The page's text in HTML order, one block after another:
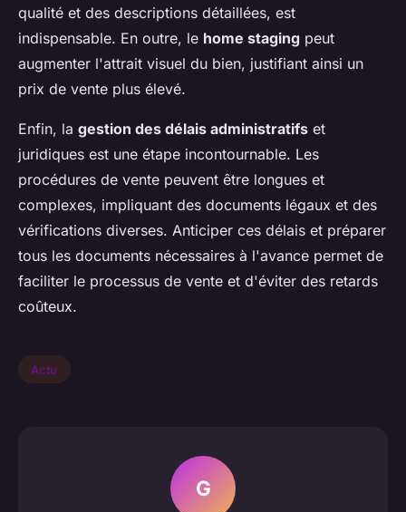
qualité et des descriptions détaillées, est
indispensable. En outre, le home staging peut
augmenter l'attrait visuel du bien, justifiant ainsi un
prix de vente plus élevé.
Enfin, la gestion des délais administratifs et
juridiques est une étape incontournable. Les
procédures de vente peuvent être longues et
complexes, impliquant des documents légaux et des
vérifications diverses. Anticiper ces délais et préparer
tous les documents nécessaires à l'avance permet de
faciliter le processus de vente et d'éviter des retards
coûteux.
Actu
G